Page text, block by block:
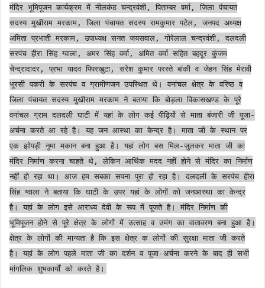
मंदिर भूमिपूजन कार्यक्रम में नीलकंठ चन्द्रवंशी, पिताम्बर वर्मा, जिला पंचायत
सदस्य मुखीराम मरकाम, जिला पंचायत सदस्य रामकुमार पटेल, जनपद अध्यक्ष
अमिता प्रभाती मरकाम, उपाध्यक्ष सनत जयसवाल, गोरेलाल चन्द्रवंशी, दलदली
सरपंच हीरा सिंह ग्वाला, अमर सिंह वर्मा, अमित वर्मा सहित बहदूर कुंजम
चेन्द्रादादर, प्रभा यादव पिपरखुटा, सरेश कुमार परस्ते बांकी व जेहन सिंह मेरावी
भूरसी पकरी के सरपंच व ग्रामीणजन उपस्थित थे। वनांचल क्षेत्र के वरिष्ठ व
जिला पंचायत सदस्य मुखीराम मरकाम ने बताया कि बोड़ला विकासखण्ड के पूरे
वनांचल ग्राम दलदली घाटी में यहां के लोग कई पीढ़ियों से माता बंजारी जी पूजा-
अर्चना करते आ रहे है। यह जन आस्था का केन्द्र है। माता जी के स्थान पर
एक झोपड़ी नुमा मकान बना हुआ है। यहां लोग बस मिल-जुलकर माता जी का
मंदिर निर्माण करना चाहते थे, लेकिन आर्थिक मदद नहीं होने से मंदिर का निर्माण
नहीं हो रहा था। आज हम सबका सपना पूरा हो रहा है। दलदली के सरपंच हीरा
सिंह ग्वाला ने बताया कि घाटी के उपर यहां के लोगों को जनआस्था का केन्द्र
है। यहां के लोग इसे आराध्य देवी के रूप में पूजते है। मंदिर निर्माण की
भूमिपूजन होने से पूरे क्षेत्र के लोगों में उत्साह व उमंग का वातावरण बना हुआ है।
क्षेत्र के लोगों की मान्यता है कि इस क्षेत्र क लोगों की सुरक्षा माता जी करते
है। यहां के लोग पहले माता जी का दर्शन व पूजा-अर्चना करने के बाद ही सभी
मांगलिक शुभकार्यों को करते है।